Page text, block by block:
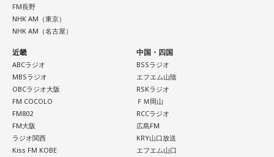
日曜昼下がりの穏やかだった車内は、あちこちからうめき声
が聞こえ、人が折り重なるように倒れて、一面、血の海と化
この銃撃で亡くなった方は、警視庁の公式発表で52名。大半
の方が即死とみられ、地元の方によって、現場近くで荼毘に
付されたといいます。
FM長野
NHK AM（東京）
NHK AM（名古屋）
近畿
ABCラジオ
MBSラジオ
OBCラジオ大阪
FM COCOLO
FM802
FM大阪
ラジオ関西
Kiss FM KOBE
中国・四国
BSSラジオ
エフエム山陰
RSKラジオ
ＦＭ岡山
RCCラジオ
広島FM
KRY山口放送
エフエム山口